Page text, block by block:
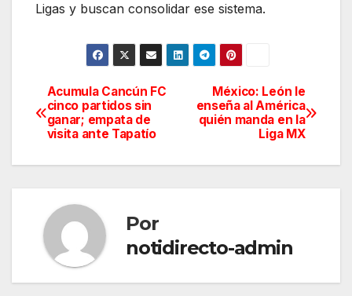
Ligas y buscan consolidar ese sistema.
Navegación
de
entradas
México: León le
enseña al América
quién manda en la
Liga MX
Acumula Cancún FC
cinco partidos sin
ganar; empata de
visita ante Tapatío
Por
notidirecto-admin